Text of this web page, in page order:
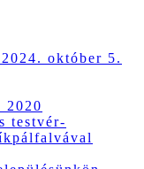
október 5.
2020
testvér-